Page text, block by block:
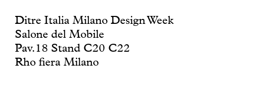
Ditre Italia Milano Design Week
Salone del Mobile
Pav.18 Stand C20 C22
Rho fiera Milano